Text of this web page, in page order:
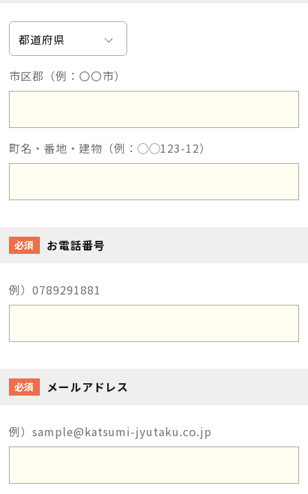
市区郡（例：〇〇市）
町名・番地・建物（例：◯◯123-12）
必須 お電話番号
例）0789291881
必須 メールアドレス
例）sample@katsumi-jyutaku.co.jp